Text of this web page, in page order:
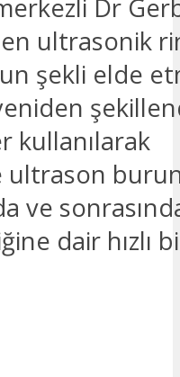
Dr
ultrasonik
şekli elde
kullanılarak
ultrason
ve
dair hızlı